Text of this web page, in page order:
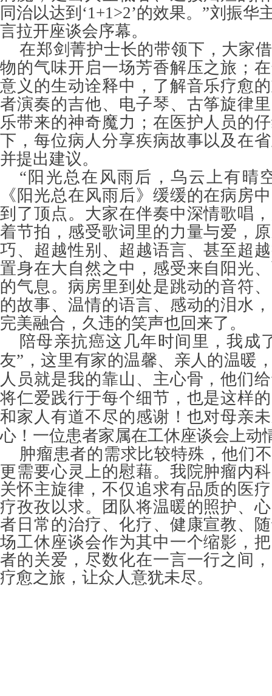
同治以达到‘1+1>2’的效果。 ”刘振华
言拉开座谈会序幕。
在郑剑菁护士长的带领下，大家
物的气味开启一场芳香解压之旅；
意义的生动诠释中，了解音乐疗愈
者演奏的吉他、电子琴、古筝旋律
乐带来的神奇魔力；在医护人员的
下，每位病人分享疾病故事以及在
并提出建议。
“阳光总在风雨后，乌云上有
《阳光总在风雨后》缓缓的在病房
到了顶点。大家在伴奏中深情歌唱
着节拍，感受歌词里的力量与爱，
巧、超越性别、超越语言、甚至超
置身在大自然之中，感受来自阳光
的气息。病房里到处是跳动的音符
的故事、温情的语言、感动的泪水
完美融合，久违的笑声也回来了。
陪母亲抗癌这几年时间里，我成
友”，这里有家的温馨、亲人的温暖
人员就是我的靠山、主心骨，他们
将仁爱践行于每个细节，也是这样
和家人有道不尽的感谢！也对母亲
心！一位患者家属在工休座谈会上动
肿瘤患者的需求比较特殊，他们
更需要心灵上的慰藉。我院肿瘤内
关怀主旋律，不仅追求有品质的医
疗孜孜以求。团队将温暖的照护、
者日常的治疗、化疗、健康宣教、
场工休座谈会作为其中一个缩影，
者的关爱，尽数化在一言一行之间
疗愈之旅，让众人意犹未尽。